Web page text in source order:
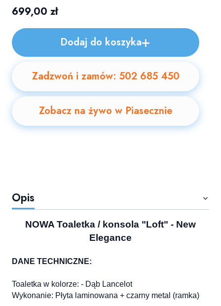
Cena
699,00 zł
Dodaj do koszyka
Zadzwoń i zamów: 502 685 450
Zobacz na żywo w Piasecznie
Opis
NOWA Toaletka / konsola "Loft" - New
Elegance
DANE TECHNICZNE:
Toaletka w kolorze: - Dąb Lancelot
Wykonanie: Płyta laminowana + czarny metal (ramka)